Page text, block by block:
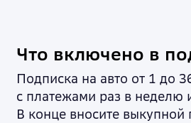
Что включено в
Подписка на авто от 1 до
с платежами раз в неделю
В конце вносите выкупной